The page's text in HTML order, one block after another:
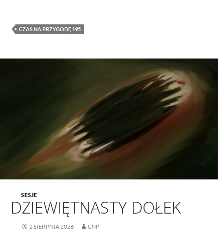
CZAS NA PRZYGODĘ 195
SESJE
DZIEWIĘTNASTY DOŁEK
2 SIERPNIA 2026 CNP